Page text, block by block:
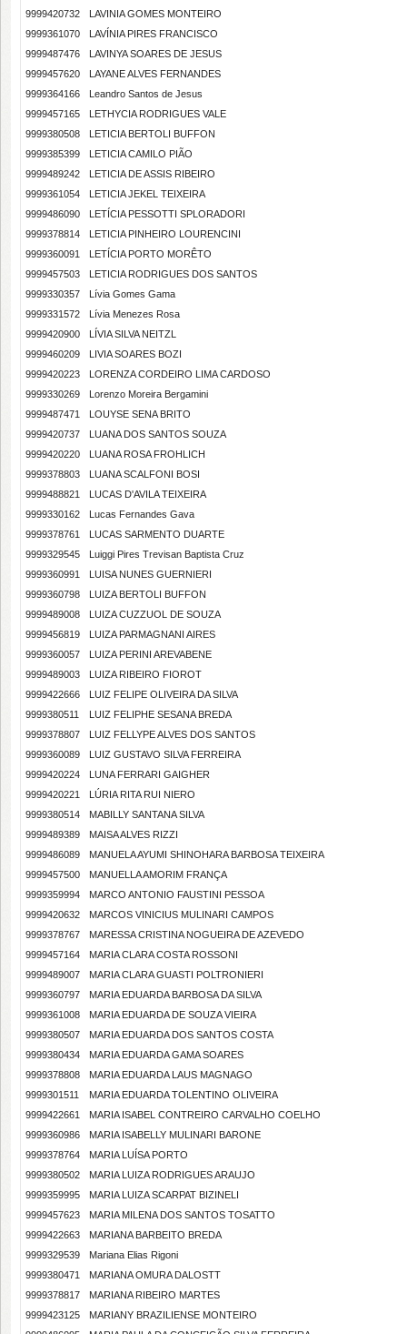
9999420732
LAVINIA GOMES MONTEIRO
9999361070
LAVÍNIA PIRES FRANCISCO
9999487476
LAVINYA SOARES DE JESUS
9999457620
LAYANE ALVES FERNANDES
9999364166
Leandro Santos de Jesus
9999457165
LETHYCIA RODRIGUES VALE
9999380508
LETICIA BERTOLI BUFFON
9999385399
LETICIA CAMILO PIÃO
9999489242
LETICIA DE ASSIS RIBEIRO
9999361054
LETICIA JEKEL TEIXEIRA
9999486090
LETÍCIA PESSOTTI SPLORADORI
9999378814
LETICIA PINHEIRO LOURENCINI
9999360091
LETÍCIA PORTO MORÊTO
9999457503
LETICIA RODRIGUES DOS SANTOS
9999330357
Lívia Gomes Gama
9999331572
Lívia Menezes Rosa
9999420900
LÍVIA SILVA NEITZL
9999460209
LIVIA SOARES BOZI
9999420223
LORENZA CORDEIRO LIMA CARDOSO
9999330269
Lorenzo Moreira Bergamini
9999487471
LOUYSE SENA BRITO
9999420737
LUANA DOS SANTOS SOUZA
9999420220
LUANA ROSA FROHLICH
9999378803
LUANA SCALFONI BOSI
9999488821
LUCAS D'AVILA TEIXEIRA
9999330162
Lucas Fernandes Gava
9999378761
LUCAS SARMENTO DUARTE
9999329545
Luiggi Pires Trevisan Baptista Cruz
9999360991
LUISA NUNES GUERNIERI
9999360798
LUIZA BERTOLI BUFFON
9999489008
LUIZA CUZZUOL DE SOUZA
9999456819
LUIZA PARMAGNANI AIRES
9999360057
LUIZA PERINI AREVABENE
9999489003
LUIZA RIBEIRO FIOROT
9999422666
LUIZ FELIPE OLIVEIRA DA SILVA
9999380511
LUIZ FELIPHE SESANA BREDA
9999378807
LUIZ FELLYPE ALVES DOS SANTOS
9999360089
LUIZ GUSTAVO SILVA FERREIRA
9999420224
LUNA FERRARI GAIGHER
9999420221
LÚRIA RITA RUI NIERO
9999380514
MABILLY SANTANA SILVA
9999489389
MAISA ALVES RIZZI
9999486089
MANUELA AYUMI SHINOHARA BARBOSA TEIXEIRA
9999457500
MANUELLA AMORIM FRANÇA
9999359994
MARCO ANTONIO FAUSTINI PESSOA
9999420632
MARCOS VINICIUS MULINARI CAMPOS
9999378767
MARESSA CRISTINA NOGUEIRA DE AZEVEDO
9999457164
MARIA CLARA COSTA ROSSONI
9999489007
MARIA CLARA GUASTI POLTRONIERI
9999360797
MARIA EDUARDA BARBOSA DA SILVA
9999361008
MARIA EDUARDA DE SOUZA VIEIRA
9999380507
MARIA EDUARDA DOS SANTOS COSTA
9999380434
MARIA EDUARDA GAMA SOARES
9999378808
MARIA EDUARDA LAUS MAGNAGO
9999301511
MARIA EDUARDA TOLENTINO OLIVEIRA
9999422661
MARIA ISABEL CONTREIRO CARVALHO COELHO
9999360986
MARIA ISABELLY MULINARI BARONE
9999378764
MARIA LUÍSA PORTO
9999380502
MARIA LUIZA RODRIGUES ARAUJO
9999359995
MARIA LUIZA SCARPAT BIZINELI
9999457623
MARIA MILENA DOS SANTOS TOSATTO
9999422663
MARIANA BARBEITO BREDA
9999329539
Mariana Elias Rigoni
9999380471
MARIANA OMURA DALOSTT
9999378817
MARIANA RIBEIRO MARTES
9999423125
MARIANY BRAZILIENSE MONTEIRO